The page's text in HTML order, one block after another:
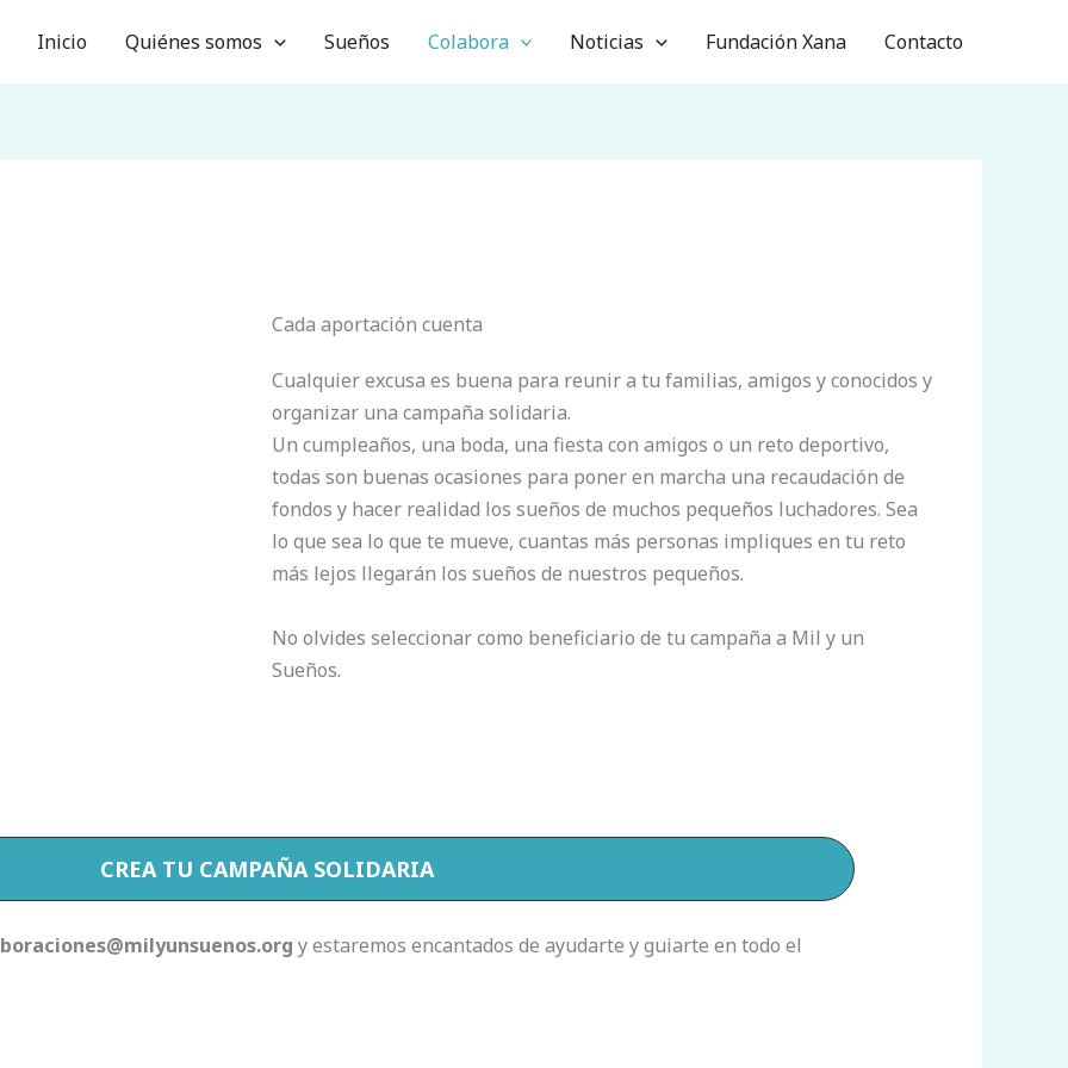
Inicio Quiénes somos Sueños Colabora Noticias Fundación Xana Contacto
Cada aportación cuenta
Cualquier excusa es buena para reunir a tu familias, amigos y conocidos y
organizar una campaña solidaria.
Un cumpleaños, una boda, una fiesta con amigos o un reto deportivo,
todas son buenas ocasiones para poner en marcha una recaudación de
fondos y hacer realidad los sueños de muchos pequeños luchadores. Sea
lo que sea lo que te mueve, cuantas más personas impliques en tu reto
más lejos llegarán los sueños de nuestros pequeños.
No olvides seleccionar como beneficiario de tu campaña a Mil y un
Sueños.
CREA TU CAMPAÑA SOLIDARIA
y estaremos encantados de ayudarte y guiarte en todo el